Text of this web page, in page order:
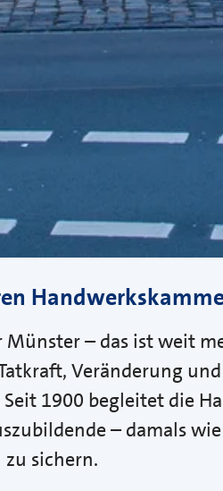
– das ist weit
Veränderung
1900 begleitet die
– damals
sichern.